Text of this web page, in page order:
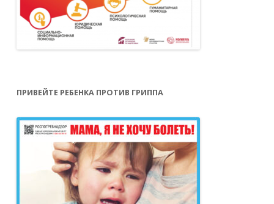
ПРИВЕЙТЕ РЕБЕНКА ПРОТИВ ГРИППА